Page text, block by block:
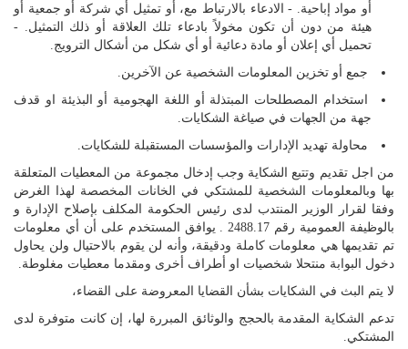
أو مواد إباحية. - الادعاء بالارتباط مع، أو تمثيل أي شركة أو جمعية أو
هيئة من دون أن تكون مخولاً بادعاء تلك العلاقة أو ذلك التمثيل. -
تحميل أي إعلان أو مادة دعائية أو أي شكل من أشكال الترويج.
جمع أو تخزين المعلومات الشخصية عن الآخرين.
استخدام المصطلحات المبتذلة أو اللغة الهجومية أو البذيئة او قدف
جهة من الجهات في صياغة الشكايات.
محاولة تهديد الإدارات والمؤسسات المستقبلة للشكايات.
من اجل تقديم وتتبع الشكاية وجب إدخال مجموعة من المعطيات المتعلقة
بها وبالمعلومات الشخصية للمشتكي في الخانات المخصصة لهذا الغرض
وفقا لقرار الوزير المنتدب لدى رئيس الحكومة المكلف بإصلاح الإدارة و
بالوظيفة العمومية رقم 2488.17 . يوافق المستخدم على أن أي معلومات
تم تقديمها هي معلومات كاملة ودقيقة، وأنه لن يقوم بالاحتيال ولن يحاول
دخول البوابة منتحلا شخصيات او أطراف أخرى ومقدما معطيات مغلوطة.
لا يتم البث في الشكايات بشأن القضايا المعروضة على القضاء،
تدعم الشكاية المقدمة بالحجج والوثائق المبررة لها، إن كانت متوفرة لدى
المشتكي.